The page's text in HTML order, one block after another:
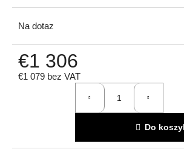
Na dotaz
€1 306
€1 079 bez VAT
Do
o
c
a
m